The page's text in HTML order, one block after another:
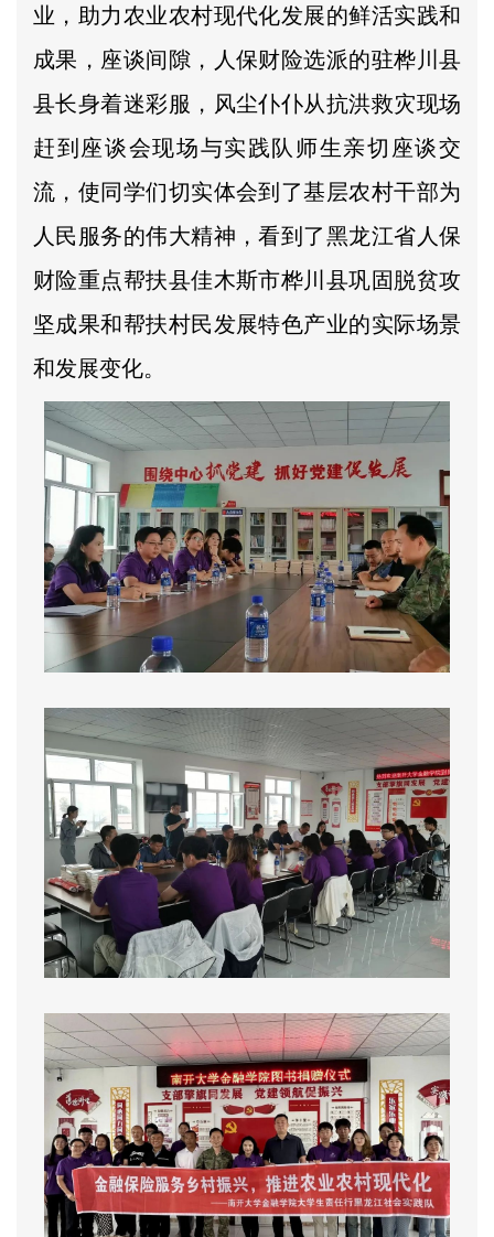
业，助力农业农村现代化发展的鲜活实践和
成果，座谈间隙，人保财险选派的驻桦川县
县长身着迷彩服，风尘仆仆从抗洪救灾现场
赶到座谈会现场与实践队师生亲切座谈交
流，使同学们切实体会到了基层农村干部为
人民服务的伟大精神，看到了黑龙江省人保
财险重点帮扶县佳木斯市桦川县巩固脱贫攻
坚成果和帮扶村民发展特色产业的实际场景
和发展变化。